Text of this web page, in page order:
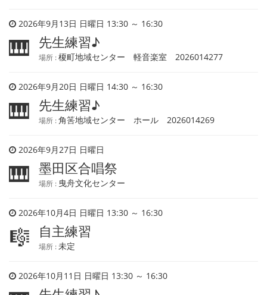
2026年9月13日 日曜日 13:30 ～ 16:30
🎹 先生練習♪
場所 :榎町地域センター 軽音楽室 2026014277
2026年9月20日 日曜日 14:30 ～ 16:30
🎹 先生練習♪
場所 :角筈地域センター ホール 2026014269
2026年9月27日 日曜日
🎹 墨田区合唱祭
場所 : 曳舟文化センター
2026年10月4日 日曜日 13:30 ～ 16:30
🎼 自主練習
場所 :未定
2026年10月11日 日曜日 13:30 ～ 16:30